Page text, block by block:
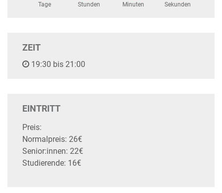
Tage Stunden Minuten Sekunden
ZEIT
19:30 bis 21:00
EINTRITT
Preis:
Normalpreis: 26€
Senior:innen: 22€
Studierende: 16€